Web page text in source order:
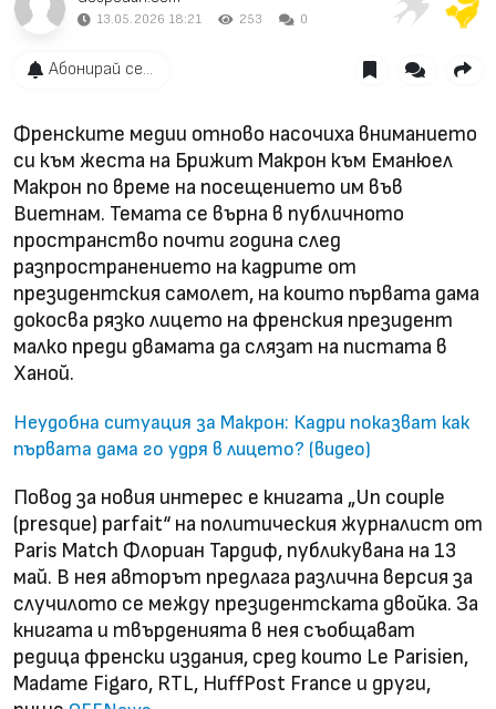
13.05.2026 18:21 253 0
Абонирай се...
Френските медии отново насочиха вниманието
си към жеста на Брижит Макрон към Еманюел
Макрон по време на посещението им във
Виетнам. Темата се върна в публичното
пространство почти година след
разпространението на кадрите от
президентския самолет, на които първата дама
докосва рязко лицето на френския президент
малко преди двамата да слязат на пистата в
Ханой.
Неудобна ситуация за Макрон: Кадри показват как
първата дама го удря в лицето? (видео)
Повод за новия интерес е книгата „Un couple
(presque) parfait“ на политическия журналист от
Paris Match Флориан Тардиф, публикувана на 13
май. В нея авторът предлага различна версия за
случилото се между президентската двойка. За
книгата и твърденията в нея съобщават
редица френски издания, сред които Le Parisien,
Madame Figaro, RTL, HuffPost France и други,